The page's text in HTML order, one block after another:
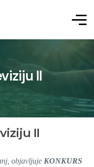
II
II
objavljuje KONKURS